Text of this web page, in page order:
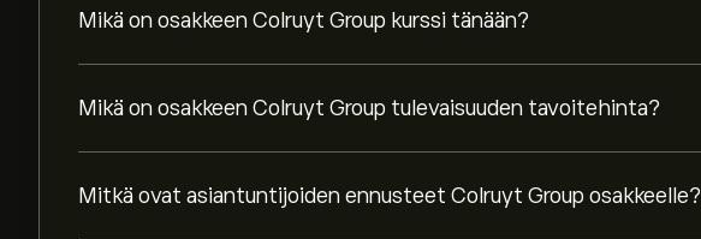
Mikä on osakkeen Colruyt Group kurssi tänään?
Mikä on osakkeen Colruyt Group tulevaisuuden tavoitehinta?
Mitkä ovat asiantuntijoiden ennusteet Colruyt Group osakkeelle?